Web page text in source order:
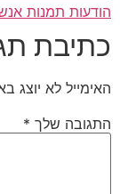
הודעות תמנות
כתיבת
האימייל לא יוצג
התגובה שלך *